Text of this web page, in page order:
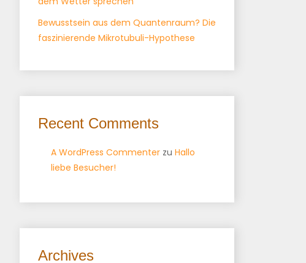
Bewusstsein aus dem Quantenraum? Die
faszinierende Mikrotubuli-Hypothese
Recent Comments
A WordPress Commenter zu Hallo
liebe Besucher!
Archives